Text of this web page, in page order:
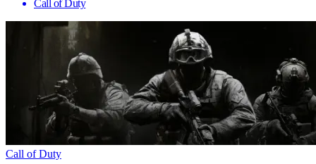
Call of Duty
Call of Duty